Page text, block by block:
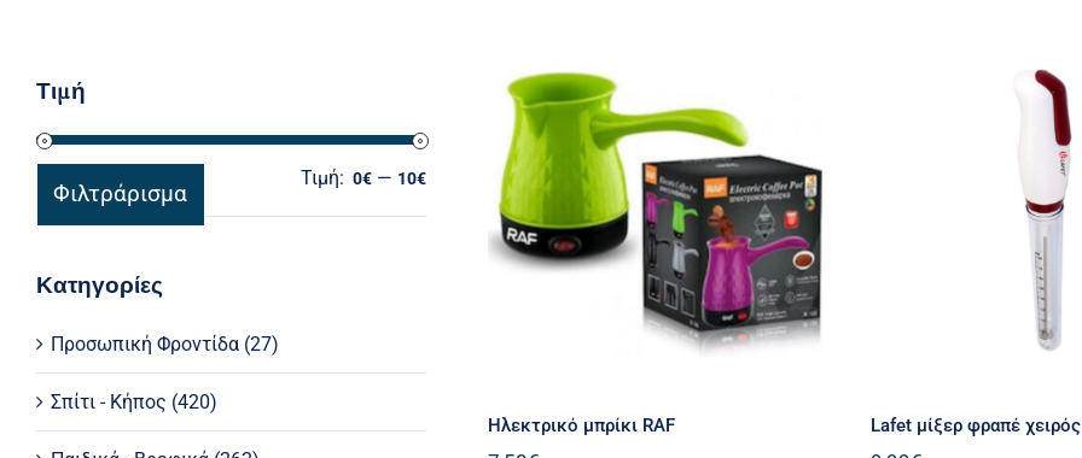
Τιμή
Ελάχιστη
Μέγιστη
Φιλτράρισμα
Τιμή: 0€— 10€
Κατηγορίες
Προσωπική Φροντίδα (27)
Σπίτι - Κήπος (420)
Ηλεκτρικό μπρίκι RAF
Ηλεκτρικό μπρίκι RAF
Lafet μίξερ
Lafet μίξερ φραπέ χειρός